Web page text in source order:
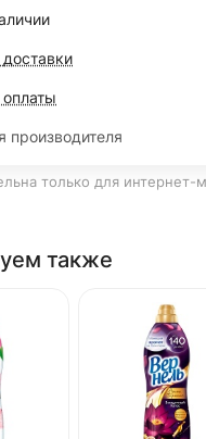
производителя
только для интернет-
также